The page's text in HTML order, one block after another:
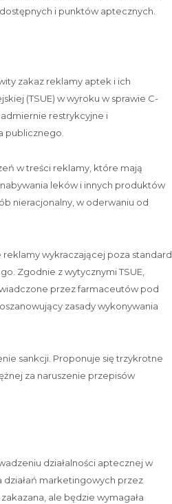
i punktów aptecznych.
zakaz reklamy aptek i ich
(TSUE) w wyroku w sprawie C-
restrykcyjne i
publicznego.
w treści reklamy, które mają
leków i innych produktów
nieracjonalny, w oderwaniu od
wykraczającej poza standard
Zgodnie z wytycznymi TSUE,
przez farmaceutów pod
zasady wykonywania
sankcji. Proponuje się trzykrotne
za naruszenie przepisów
działalności aptecznej w
marketingowych przez
ale będzie wymagała